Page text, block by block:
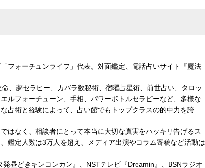
フォーチュンライフ」代表。対面鑑定、電話占いサイト『魔法
、夢セラピー、カバラ数秘術、宿曜占星術、前世占い、タロッ
エルフォーチューン、手相、パワーボトルセラピーなど、多様な
占術と経験によって、占い館でもトップクラスの的中力を誇
はなく、相談者にとって本当に大切な真実をハッキリ告げるス
鑑定人数は3万人を超え、メディア出演やコラム寄稿など活動は
発昼どきキンコンカン』、NSTテレビ『Dreamin』、BSNラジオ